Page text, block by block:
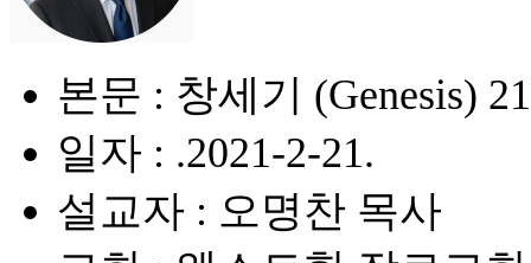
본문 : 창세기 (Genesis)
일자 : .2021-2-21.
설교자 : 오명찬 목사